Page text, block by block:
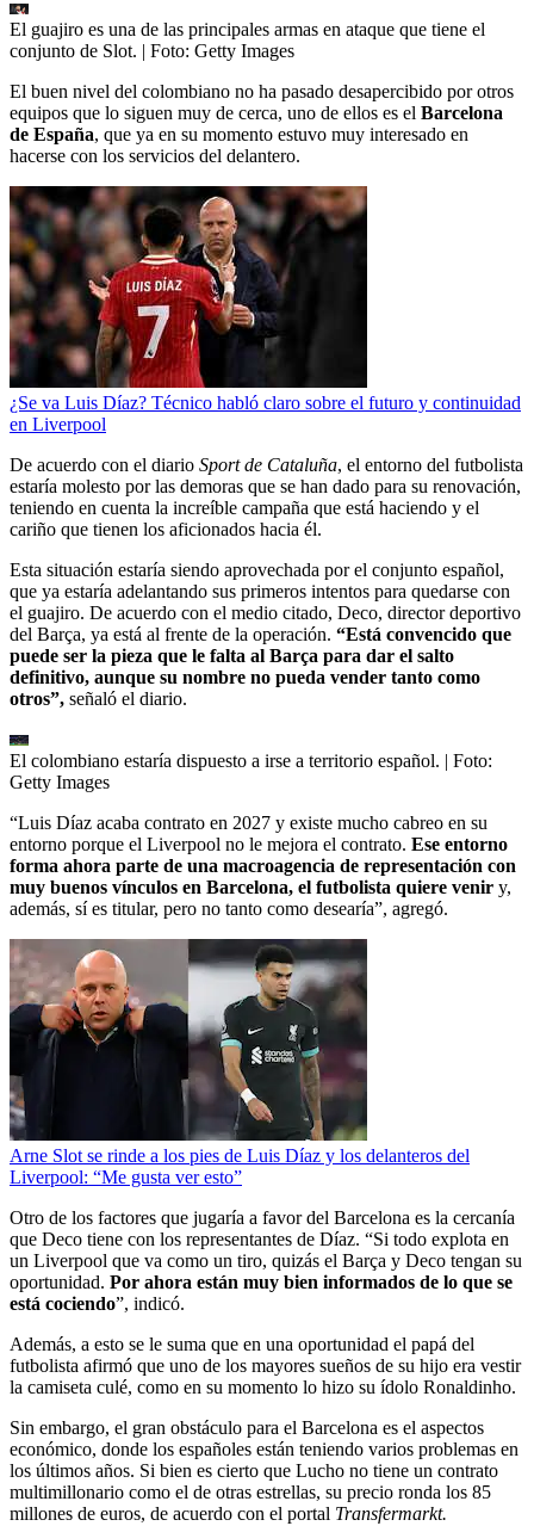
El guajiro es una de las principales armas en ataque que tiene el
conjunto de Slot. | Foto: Getty Images
El buen nivel del colombiano no ha pasado desapercibido por otros
equipos que lo siguen muy de cerca, uno de ellos es el Barcelona
de España, que ya en su momento estuvo muy interesado en
hacerse con los servicios del delantero.
¿Se va Luis Díaz? Técnico habló claro sobre el futuro y continuidad
en Liverpool
De acuerdo con el diario Sport de Cataluña, el entorno del futbolista
estaría molesto por las demoras que se han dado para su renovación,
teniendo en cuenta la increíble campaña que está haciendo y el
cariño que tienen los aficionados hacia él.
Esta situación estaría siendo aprovechada por el conjunto español,
que ya estaría adelantando sus primeros intentos para quedarse con
el guajiro. De acuerdo con el medio citado, Deco, director deportivo
del Barça, ya está al frente de la operación. “Está convencido que
puede ser la pieza que le falta al Barça para dar el salto
definitivo, aunque su nombre no pueda vender tanto como
otros”, señaló el diario.
El colombiano estaría dispuesto a irse a territorio español. | Foto:
Getty Images
“Luis Díaz acaba contrato en 2027 y existe mucho cabreo en su
entorno porque el Liverpool no le mejora el contrato. Ese entorno
forma ahora parte de una macroagencia de representación con
muy buenos vínculos en Barcelona, el futbolista quiere venir y,
además, sí es titular, pero no tanto como desearía”, agregó.
Arne Slot se rinde a los pies de Luis Díaz y los delanteros del
Liverpool: “Me gusta ver esto”
Otro de los factores que jugaría a favor del Barcelona es la cercanía
que Deco tiene con los representantes de Díaz. “Si todo explota en
un Liverpool que va como un tiro, quizás el Barça y Deco tengan su
oportunidad. Por ahora están muy bien informados de lo que se
está cociendo”, indicó.
Además, a esto se le suma que en una oportunidad el papá del
futbolista afirmó que uno de los mayores sueños de su hijo era vestir
la camiseta culé, como en su momento lo hizo su ídolo Ronaldinho.
Sin embargo, el gran obstáculo para el Barcelona es el aspectos
económico, donde los españoles están teniendo varios problemas en
los últimos años. Si bien es cierto que Lucho no tiene un contrato
multimillonario como el de otras estrellas, su precio ronda los 85
millones de euros, de acuerdo con el portal Transfermarkt.